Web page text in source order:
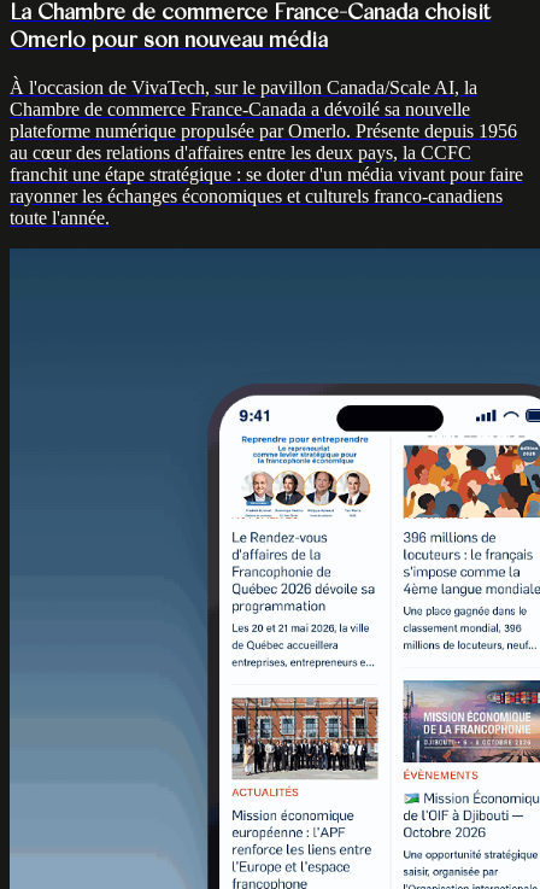
La Chambre de commerce France-Canada choisit
Omerlo pour son nouveau média
À l'occasion de VivaTech, sur le pavillon Canada/Scale AI, la
Chambre de commerce France-Canada a dévoilé sa nouvelle
plateforme numérique propulsée par Omerlo. Présente depuis 1956
au cœur des relations d'affaires entre les deux pays, la CCFC
franchit une étape stratégique : se doter d'un média vivant pour faire
rayonner les échanges économiques et culturels franco-canadiens
toute l'année.